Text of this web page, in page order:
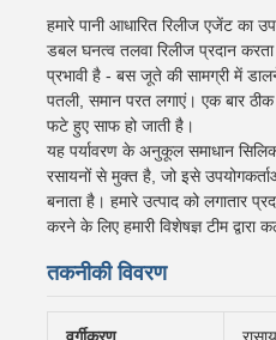
हमारे पानी आधारित रिलीज एजेंट का
डबल घनत्व तलवा रिलीज प्रदान
प्रभावी है - बस जूते की सामग्री में
पतली, समान परत लगाएं। एक बार ठीक
फटे हुए साफ हो जाती है।
यह पर्यावरण के अनुकूल समाधान
रसायनों से मुक्त है, जो इसे
बनाता है। हमारे उत्पाद को लगातार
करने के लिए हमारी विशेषज्ञ टीम द्वारा
तकनीकी विवरण